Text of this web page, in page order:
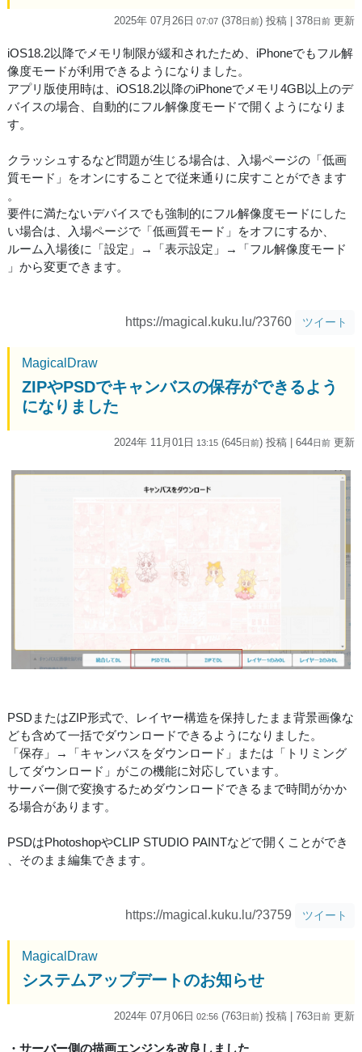
2025年 07月26日 07:07 (378日前) 投稿 | 378日前 更新
iOS18.2以降でメモリ制限が緩和されたため、iPhoneでもフル解
像度モードが利用できるようになりました。
アプリ版使用時は、iOS18.2以降のiPhoneでメモリ4GB以上のデ
バイスの場合、自動的にフル解像度モードで開くようになりま
す。
クラッシュするなど問題が生じる場合は、入場ページの「低画
質モード」をオンにすることで従来通りに戻すことができます
。
要件に満たないデバイスでも強制的にフル解像度モードにした
い場合は、入場ページで「低画質モード」をオフにするか、
ルーム入場後に「設定」→「表示設定」→「フル解像度モード
」から変更できます。
https://magical.kuku.lu/?3760 ツイート
MagicalDraw
ZIPやPSDでキャンバスの保存ができるよう
になりました
2024年 11月01日 13:15 (645日前) 投稿 | 644日前 更新
PSDまたはZIP形式で、レイヤー構造を保持したまま背景画像な
ども含めて一括でダウンロードできるようになりました。
「保存」→「キャンバスをダウンロード」または「トリミング
してダウンロード」がこの機能に対応しています。
サーバー側で変換するためダウンロードできるまで時間がかか
る場合があります。
PSDはPhotoshopやCLIP STUDIO PAINTなどで開くことができ
、そのまま編集できます。
https://magical.kuku.lu/?3759 ツイート
MagicalDraw
システムアップデートのお知らせ
2024年 07月06日 02:56 (763日前) 投稿 | 763日前 更新
・サーバー側の描画エンジンを改良しました